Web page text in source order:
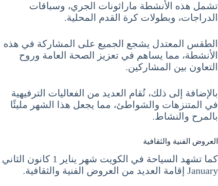
تشمل هذه الأنشطة ماراثونات الجري، وسباقات
الدراجات، وبطولات كرة القدم المحلية.
الطقس المعتدل يشجع الجميع على المشاركة في هذه
الأنشطة، مما يساهم في تعزيز الصحة العامة وروح
التعاون بين المشاركين.
بالإضافة إلى ذلك، تُقام العديد من الفعاليات الترفيهية
في المتنزهات والشواطئ، مما يجعل هذا الشهر مليئًا
بالمرح والنشاط.
العروض الفنية والثقافية
كما تشهد السياحة في الكويت شهر يناير 1 كانون الثاني
January إقامة العديد من العروض الفنية والثقافية.